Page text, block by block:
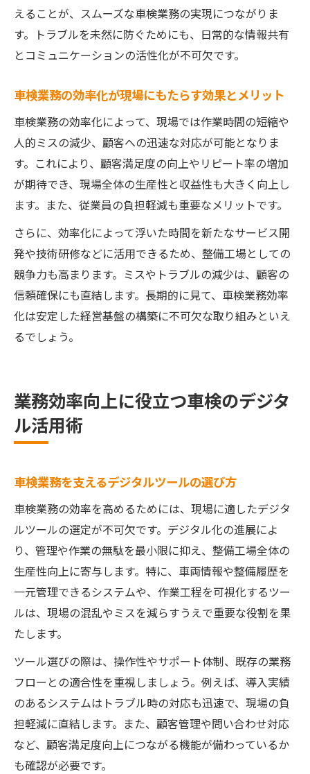
えることが、スムーズな車検業務の実現につながりま
す。トラブルを未然に防ぐためにも、日常的な情報共有
とコミュニケーションの活性化が不可欠です。
車検業務の効率化が現場にもたらす効果とメリット
車検業務の効率化によって、現場では作業時間の短縮や
人的ミスの減少、顧客への迅速な対応が可能となりま
す。これにより、顧客満足度の向上やリピート率の増加
が期待でき、現場全体の生産性と収益性も大きく向上し
ます。また、従業員の負担軽減も重要なメリットです。
さらに、効率化によって浮いた時間を新たなサービス開
発や技術研修などに活用できるため、整備工場としての
競争力も高まります。ミスやトラブルの減少は、顧客の
信頼確保にも直結します。長期的に見て、車検業務効率
化は安定した経営基盤の構築に不可欠な取り組みといえ
るでしょう。
業務効率向上に役立つ車検のデジタ
ル活用術
車検業務を支えるデジタルツールの選び方
車検業務の効率を高めるためには、現場に適したデジタ
ルツールの選定が不可欠です。デジタル化の進展によ
り、管理や作業の無駄を最小限に抑え、整備工場全体の
生産性向上に寄与します。特に、車両情報や整備履歴を
一元管理できるシステムや、作業工程を可視化するツー
ルは、現場の混乱やミスを減らすうえで重要な役割を果
たします。
ツール選びの際は、操作性やサポート体制、既存の業務
フローとの適合性を重視しましょう。例えば、導入実績
のあるシステムはトラブル時の対応も迅速で、現場の負
担軽減に直結します。また、顧客管理や問い合わせ対応
など、顧客満足度向上につながる機能が備わっているか
も確認が必要です。